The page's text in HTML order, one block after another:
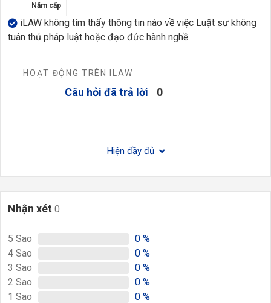
Năm cấp
iLAW không tìm thấy thông tin nào về việc Luật sư không
tuân thủ pháp luật hoặc đạo đức hành nghề
HOẠT ĐỘNG TRÊN ILAW
Câu hỏi đã trả lời 0
Hiện đầy đủ
Nhận xét 0
5 Sao 0 %
4 Sao 0 %
3 Sao 0 %
2 Sao 0 %
1 Sao 0 %